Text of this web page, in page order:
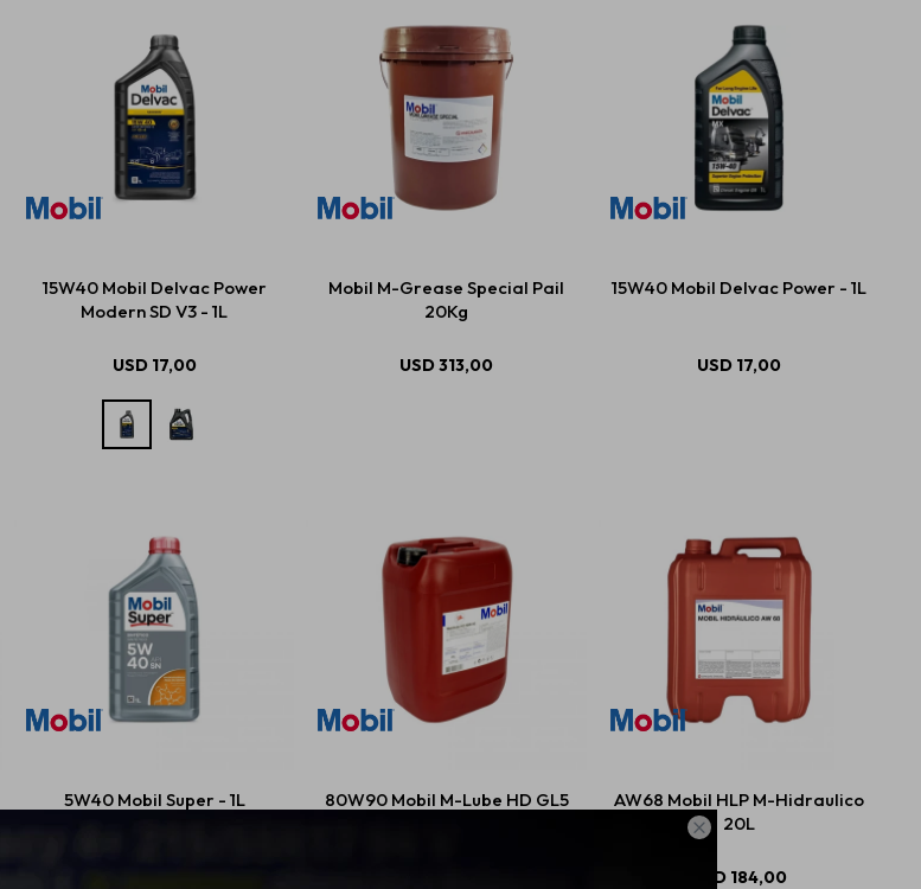

15W40 Mobil Delvac Power
Modern SD V3 - 1L
USD 17,00
Mobil M-Grease Special Pail
20Kg
USD313,00
15W40 Mobil Delvac Power - 1L
USD 17,00
5W40 Mobil Super - 1L
80W90 Mobil M-Lube HD GL5
AW68 Mobil HLP M-Hidraulico
20L
USD 184,00